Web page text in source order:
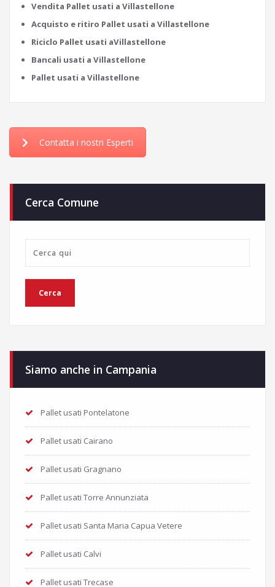
Vendita Pallet usati a Villastellone
Acquisto e ritiro Pallet usati a Villastellone
Riciclo Pallet usati aVillastellone
Bancali usati a Villastellone
Pallet usati a Villastellone
Contatta i nostri Esperti
Cerca Comune
Siamo anche in Campania
Pallet usati Pontelatone
Pallet usati Cairano
Pallet usati Gragnano
Pallet usati Torre Annunziata
Pallet usati Santa Maria Capua Vetere
Pallet usati Calvi
Pallet usati Trecase